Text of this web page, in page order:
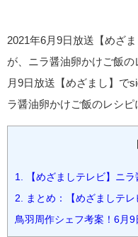
2021年6月9日放送【めざ
が、ニラ醤油卵かけご飯
月9日放送【めざまし】で
ラ醤油卵かけご飯のレシピ
1. 【めざましテレビ】ニ
2. まとめ：【めざましテ
鳥羽周作シェフ考案！6月9